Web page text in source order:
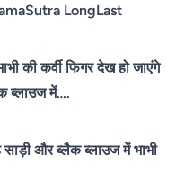
LongLast
की कर्वी फिगर देख हो जाएंगे
ब्लाउज में….
और ब्लैक ब्लाउज में भाभी